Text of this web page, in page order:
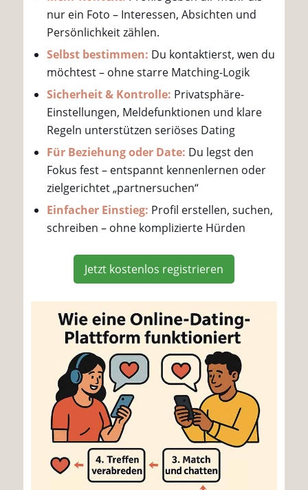
nur ein Foto – Interessen, Absichten und
Persönlichkeit zählen.
Selbst bestimmen: Du kontaktierst, wen du
möchtest – ohne starre Matching-Logik
Sicherheit & Kontrolle: Privatsphäre-
Einstellungen, Meldefunktionen und klare
Regeln unterstützen seriöses Dating
Für Beziehung oder Date: Du legst den
Fokus fest – entspannt kennenlernen oder
zielgerichtet „partnersuchen“
Einfacher Einstieg: Profil erstellen, suchen,
schreiben – ohne komplizierte Hürden
Jetzt kostenlos registrieren